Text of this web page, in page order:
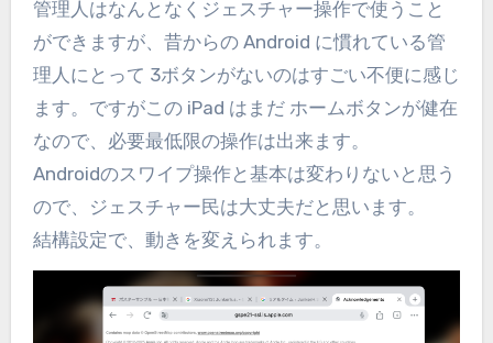
管理人はなんとなくジェスチャー操作で使うこと
ができますが、昔からの Android に慣れている管
理人にとって 3ボタンがないのはすごい不便に感じ
ます。ですがこの iPad はまだ ホームボタンが健在
なので、必要最低限の操作は出来ます。
Androidのスワイプ操作と基本は変わりないと思う
ので、ジェスチャー民は大丈夫だと思います。
結構設定で、動きを変えられます。